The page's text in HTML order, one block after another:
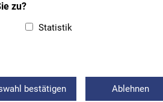
AUSBILDUNG
vergangenen Wochenende in
zu?
Statistik
bestätigen Ablehnen